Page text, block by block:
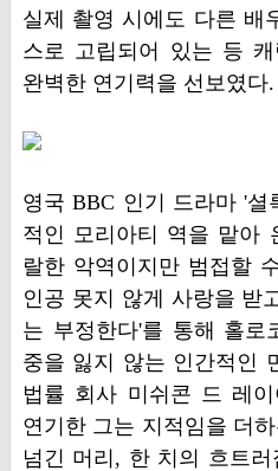
실제 촬영 시에도 다른 배
스로 고립되어 있는 등
완벽한 연기력을 선보였다.
영국 BBC 인기 드라마 '
적인 모리아티 역을 맡아
랄한 악역이지만 범접할
인공 못지 않게 사랑을 받
는 부정한다'를 통해 홀로
중을 잃지 않는 인간적인
법률 회사 미쉬콘 드 레
연기한 그는 지적임을 더
넘긴 머리, 한 치의 흐트